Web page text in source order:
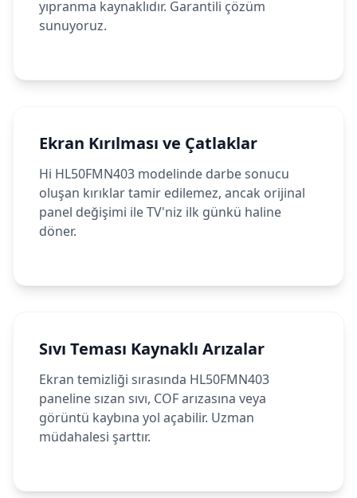
yıpranma kaynaklıdır. Garantili çözüm
sunuyoruz.
Ekran Kırılması ve Çatlaklar
Hi HL50FMN403 modelinde darbe sonucu
oluşan kırıklar tamir edilemez, ancak orijinal
panel değişimi ile TV'niz ilk günkü haline
döner.
Sıvı Teması Kaynaklı Arızalar
Ekran temizliği sırasında HL50FMN403
paneline sızan sıvı, COF arızasına veya
görüntü kaybına yol açabilir. Uzman
müdahalesi şarttır.